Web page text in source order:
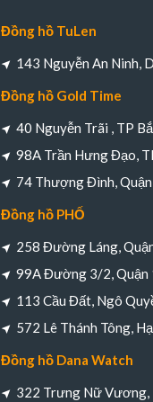
Đồng hồ TuLen
143 Nguyễn An Ninh,
Đồng hồ Gold Time
40 Nguyễn Trãi , TP
98A Trần Hưng Đạo,
74 Thượng Đình,
Đồng hồ PHỐ
258 Đường Láng,
99A Đường 3/2, Quận
113 Cầu Đất, Ngô
572 Lê Thánh Tông,
Đồng hồ Dana Watch
322 Trưng Nữ Vương,